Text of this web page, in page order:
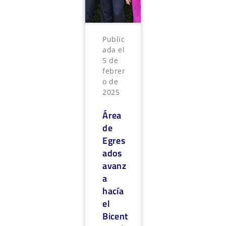
Public
ada el
5 de
febrer
o de
2025
Área
de
Egres
ados
avanz
a
hacía
el
Bicent